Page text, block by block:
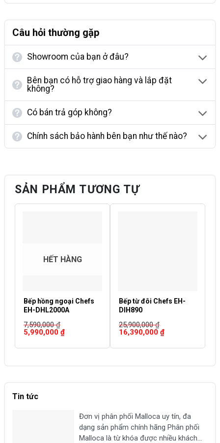
Câu hỏi thường gặp
Showroom của bạn ở đâu?
Bên bạn có hỗ trợ giao hàng và lắp đặt
không?
Có bán trả góp không?
Chính sách bảo hành bên bạn như thế nào?
SẢN PHẨM TƯƠNG TỰ
HẾT HÀNG
Bếp hồng ngoại Chefs
EH-DHL2000A
7,590,000₫
Giá
gốc
là:
5,990,000 ₫Giá
tại
Bếp từ đôi Chefs EH-
DIH890
25,900,000₫
Giá
gốc
là:
16,390,000 ₫Giá
tại
Tin tức
Đơn vị phân phối Malloca uy tín, đa
dạng sản phẩm chính hãng Phân phối
Malloca là từ khóa được nhiều khách